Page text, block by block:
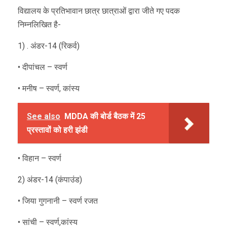
विद्यालय के प्रतिभावान छात्र छात्राओं द्वारा जीते गए पदक
निम्नलिखित है-
1) . अंडर-14 (रिकर्व)
• दीपांचल – स्वर्ण
• मनीष – स्वर्ण, कांस्य
See also MDDA की बोर्ड बैठक में 25
प्रस्तावों को हरी झंडी
• विहान – स्वर्ण
2) अंडर-14 (कंपाउंड)
• जिया गुगनानी – स्वर्ण रजत
• सांची – स्वर्ण,कांस्य